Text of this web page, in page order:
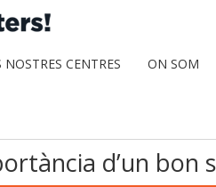
NOSTRES CENTRES ON SOM
d’un bon